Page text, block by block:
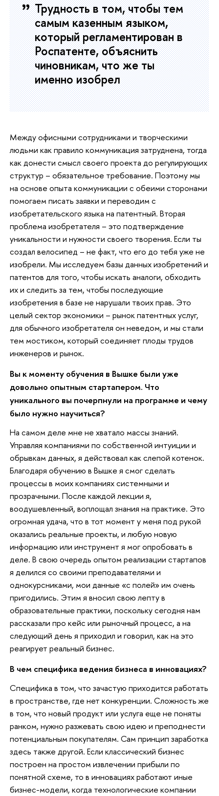
Трудность в том, чтобы тем
самым казенным языком,
который регламентирован в
Роспатенте, объяснить
чиновникам, что же ты
именно изобрел
Между офисными сотрудниками и творческими
людьми как правило коммуникация затруднена, тогда
как донести смысл своего проекта до регулирующих
структур – обязательное требование. Поэтому мы
на основе опыта коммуникации с обеими сторонами
помогаем писать заявки и переводим с
изобретательского языка на патентный. Вторая
проблема изобретателя – это подтверждение
уникальности и нужности своего творения. Если ты
создал велосипед – не факт, что его до тебя уже не
изобрели. Мы исследуем базы данных изобретений и
патентов для того, чтобы искать аналоги, обходить
их и следить за тем, чтобы последующие
изобретения в базе не нарушали твоих прав. Это
целый сектор экономики – рынок патентных услуг,
для обычного изобретателя он неведом, и мы стали
тем мостиком, который соединяет плоды трудов
инженеров и рынок.
Вы к моменту обучения в Вышке были уже
довольно опытным стартапером. Что
уникального вы почерпнули на программе и чему
было нужно научиться?
На самом деле мне не хватало массы знаний.
Управляя компаниями по собственной интуиции и
обрывкам данных, я действовал как слепой котенок.
Благодаря обучению в Вышке я смог сделать
процессы в моих компаниях системными и
прозрачными. После каждой лекции я,
воодушевленный, воплощал знания на практике. Это
огромная удача, что в тот момент у меня под рукой
оказались реальные проекты, и любую новую
информацию или инструмент я мог опробовать в
деле. В свою очередь опытом реализации стартапов
я делился со своими преподавателями и
однокурсниками, мои данные «с полей» им очень
пригодились. Этим я вносил свою лепту в
образовательные практики, поскольку сегодня нам
рассказали про кейс или рыночный процесс, а на
следующий день я приходил и говорил, как на это
реагирует реальный бизнес.
В чем специфика ведения бизнеса в инновациях?
Специфика в том, что зачастую приходится работать
в пространстве, где нет конкуренции. Сложность же
в том, что новый продукт или услуга еще не поняты
ранком, нужно разжевать свою идею и преподнести
потенциальным покупателям. Сам принцип заработка
здесь также другой. Если классический бизнес
построен на простом извлечении прибыли по
понятной схеме, то в инновациях работают иные
бизнес-модели, когда технологические компании